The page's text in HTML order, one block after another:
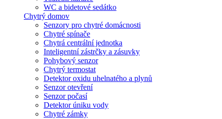
WC a bidetové sedátko
Chytrý domov
Senzory pro chytré domácnosti
Chytré spínače
Chytrá centrální jednotka
Inteligentní zástrčky a zásuvky
Pohybový senzor
Chytrý termostat
Detektor oxidu uhelnatého a plynů
Senzor otevření
Senzor počasí
Detektor úniku vody
Chytré zámky